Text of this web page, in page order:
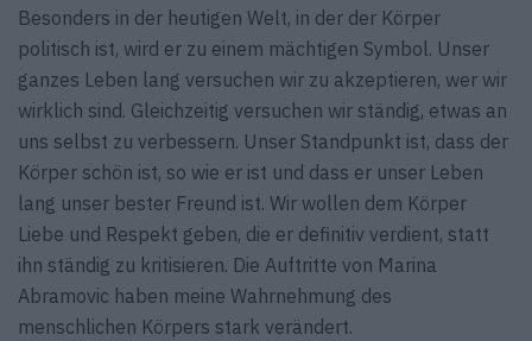
Besonders in der heutigen Welt, in der der Körper
politisch ist, wird er zu einem mächtigen Symbol. Unser
ganzes Leben lang versuchen wir zu akzeptieren, wer wir
wirklich sind. Gleichzeitig versuchen wir ständig, etwas an
uns selbst zu verbessern. Unser Standpunkt ist, dass der
Körper schön ist, so wie er ist und dass er unser Leben
lang unser bester Freund ist. Wir wollen dem Körper
Liebe und Respekt geben, die er definitiv verdient, statt
ihn ständig zu kritisieren. Die Auftritte von Marina
Abramovic haben meine Wahrnehmung des
menschlichen Körpers stark verändert.